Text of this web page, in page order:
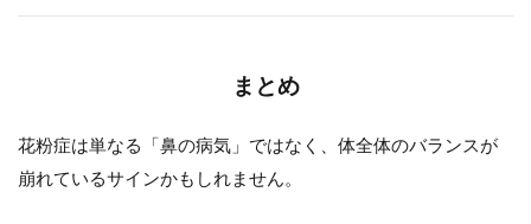
まとめ
花粉症は単なる「鼻の病気」ではなく、体全体のバランスが
崩れているサインかもしれません。